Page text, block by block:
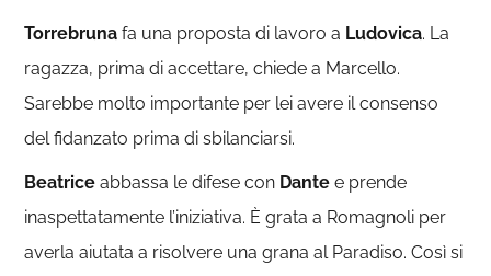
Torrebruna fa una proposta di lavoro a Ludovica. La
ragazza, prima di accettare, chiede a Marcello.
Sarebbe molto importante per lei avere il consenso
del fidanzato prima di sbilanciarsi.
Beatrice abbassa le difese con Dante e prende
inaspettatamente l’iniziativa. È grata a Romagnoli per
averla aiutata a risolvere una grana al Paradiso. Così si